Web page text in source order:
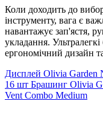
Коли доходить до
інструменту, вага є
навантажує зап'ястя,
укладання.
ергономічний дизайн
Дисплей Olivia Garden
16 шт Брашинг Olivia
Vent Combo Medium